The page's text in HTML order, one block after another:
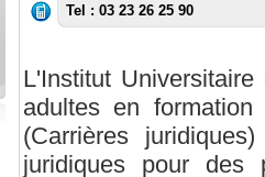
Tel : 03 23 26 25 90
L'Institut
adultes en
(Carrières
juridiques pour des